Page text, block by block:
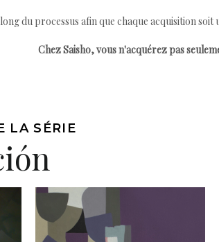
du processus afin que chaque acquisition soit
Chez Saisho, vous n'acquérez pas
LA SÉRIE